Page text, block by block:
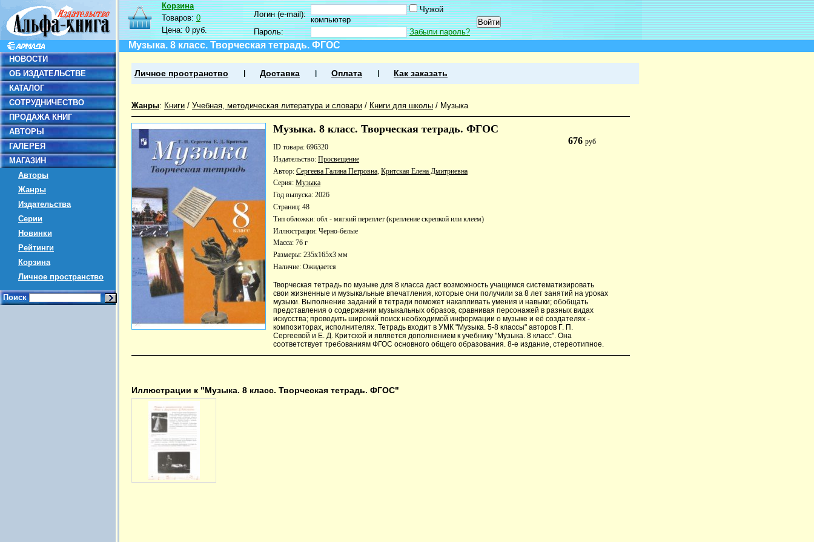
НОВОСТИ
ОБ ИЗДАТЕЛЬСТВЕ
КАТАЛОГ
СОТРУДНИЧЕСТВО
ПРОДАЖА КНИГ
АВТОРЫ
ГАЛЕРЕЯ
МАГАЗИН
Авторы
Жанры
Издательства
Серии
Новинки
Рейтинги
Корзина
Личное пространство
Поиск
Корзина
Товаров:0
Цена:0 руб.
Логин (e-mail):
Чужой
компьютер
Пароль:
Забыли пароль?
Музыка. 8 класс. Творческая тетрадь. ФГОС
Личное пространство Доставка Оплата Как заказать
Жанры: Книги / Учебная, методическая литература и словари / Книги для школы / Музыка
Музыка. 8 класс. Творческая тетрадь. ФГОС
676руб
ID товара: 696320
Издательство: Просвещение
Автор: Сергеева Галина Петровна Критская Елена Дмитриевна
Серия: Музыка
Год выпуска: 2026
Страниц: 48
Тип обложки: обл - мягкий переплет (крепление скрепкой или клеем)
Иллюстрации: Черно-белые
Масса: 76 г
Размеры: 235x165x3 мм
Наличие: Ожидается
Творческая тетрадь по музыке для 8 класса даст возможность учащимся систематизировать
свои жизненные и музыкальные впечатления, которые они получили за 8 лет занятий на уроках
музыки. Выполнение заданий в тетради поможет накапливать умения и навыки; обобщать
представления о содержании музыкальных образов, сравнивая персонажей в разных видах
искусства; проводить широкий поиск необходимой информации о музыке и её создателях -
композиторах, исполнителях. Тетрадь входит в УМК "Музыка. 5-8 классы" авторов Г. П.
Сергеевой и Е. Д. Критской и является дополнением к учебнику "Музыка. 8 класс". Она
соответствует требованиям ФГОС основного общего образования. 8-е издание, стереотипное.
Иллюстрации к "Музыка. 8 класс. Творческая тетрадь. ФГОС"